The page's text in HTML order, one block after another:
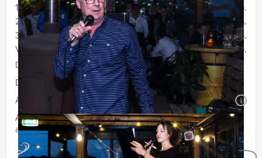
12 - 19 personen
€ 38,50 p.p.
20 - 29 personen
€ 36,50 p.p.
30 - 39 personen
€ 32,50 p.p.
Vanaf 40 personen
€ 29,50 p.p.
De prijzen zijn exclusief BTW
Duur:
2 uur en 30 minuten
Aantal:
Minimaal 12 personen i
Afhankelijk van de in overleg gekozen locatie voor uw
arrangement kan een extra zaalhuur worden berekend
Geheel vrijblijvend